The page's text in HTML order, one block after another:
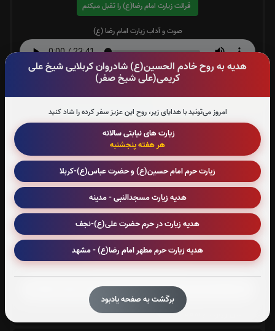
هدیه به روح خادم الحسین(ع) شادروان کربلایی شیخ علی
کریمی(علی شیخ صفر)
امروز می‌تونید با هدایای زیر، روح این عزیز سفر کرده را شاد کنید
زیارت های نیابتی سالانه
هر هفته پنجشنبه
زیارت حرم امام حسین(ع) و حضرت عباس(ع)-کربلا
هدیه زیارت مسجدالنبی - مدینه
هدیه زیارت در حرم حضرت علی(ع)-نجف
هدیه زیارت حرم مطهر امام رضا(ع) - مشهد
برگشت به صفحه یادبود
قرائت زیارت امام رضا(ع) را تقبل میکنم
صوت و آداب زیارت امام رضا (ع)
متن زیارت امام رضا(ع)
صلوات خاصه امام رضا(ع):0بار
قرائت صلوات خاصه امام رضا(ع) را تقبل میکنم
صوت صلوات خاصه امام رضا(ع)
متن صلوات خاصه امام رضا(ع)
زیارت جامعه کبیره:0 بار
متن زیارت جامعه کبیره